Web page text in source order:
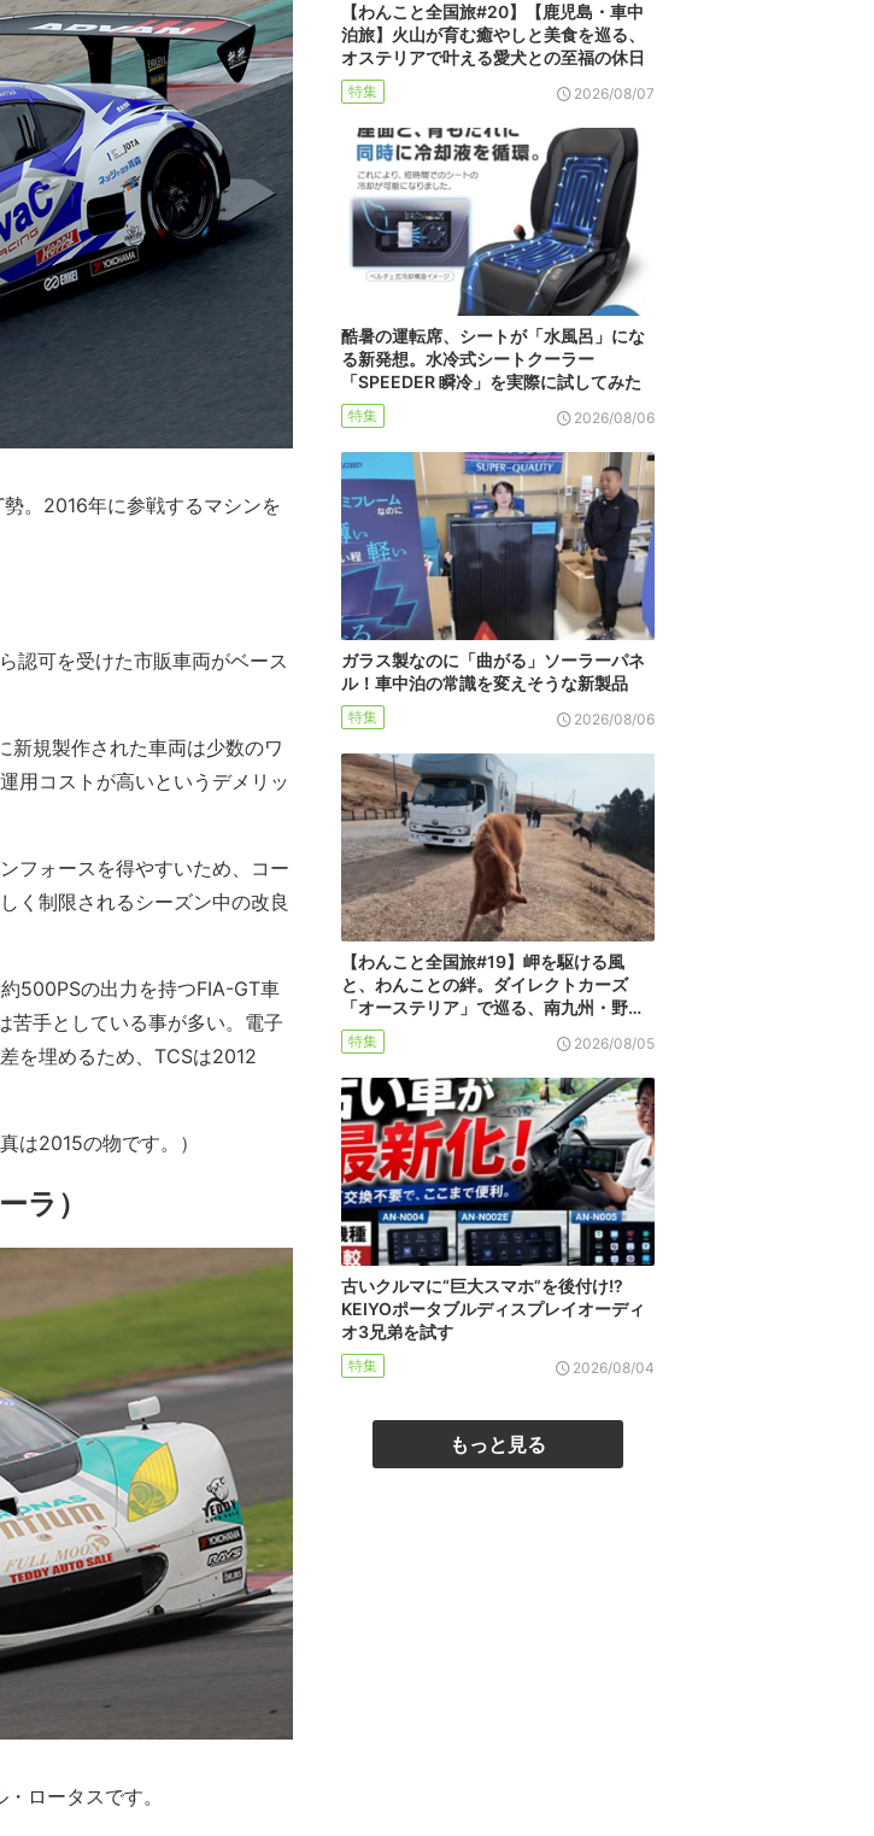
。2016年に参戦するマシンを
認可を受けた市販車両がベース
新規製作された車両は少数のワ
用コストが高いというデメリッ
フォースを得やすいため、コー
く制限されるシーズン中の改良
500PSの出力を持つFIA-GT車
苦手としている事が多い。電子
を埋めるため、TCSは2012
は2015の物です。）
ラ）
ロータスです。
【わんこと全国旅#20】【鹿児島・車中
泊旅】火山が育む癒やしと美食を巡る、
オステリアで叶える愛犬との至福の休日
特集 2026/08/07
酷暑の運転席、シートが「水風呂」にな
る新発想。水冷式シートクーラー
「SPEEDER 瞬冷」を実際に試してみた
特集 2026/08/06
ガラス製なのに「曲がる」ソーラーパネ
ル！車中泊の常識を変えそうな新製品
特集 2026/08/06
【わんこと全国旅#19】岬を駆ける風
と、わんことの絆。ダイレクトカーズ
「オーステリア」で巡る、南九州・野…
特集 2026/08/05
古いクルマに“巨大スマホ”を後付け!?
KEIYOポータブルディスプレイオーディ
オ3兄弟を試す
特集 2026/08/04
もっと見る